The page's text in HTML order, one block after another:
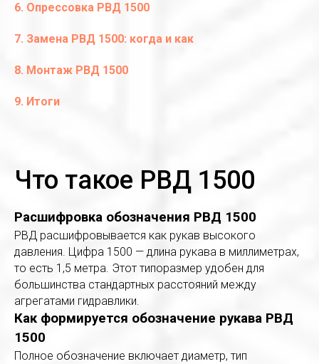
6. Опрессовка РВД 1500
7. Замена РВД 1500: когда и как
8. Монтаж РВД 1500
9. Итоги
Что такое РВД 1500
Расшифровка обозначения РВД 1500
РВД расшифровывается как рукав высокого
давления. Цифра 1500 — длина рукава в миллиметрах,
то есть 1,5 метра. Этот типоразмер удобен для
большинства стандартных расстояний между
агрегатами гидравлики.
Как формируется обозначение рукава РВД
1500
Полное обозначение включает диаметр, тип